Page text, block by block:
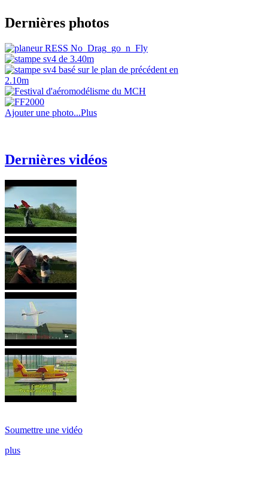
Dernières photos
Ajouter une photo...Plus
Dernières vidéos
Soumettre une vidéo
plus